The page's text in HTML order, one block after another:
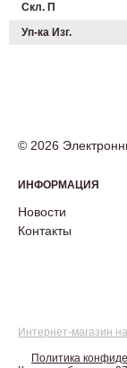
Скл. П
Уп-ка Изг.
© 2026
ИНФОРМАЦИЯ
Новости
Контакты
Интернет-магазин
Политика